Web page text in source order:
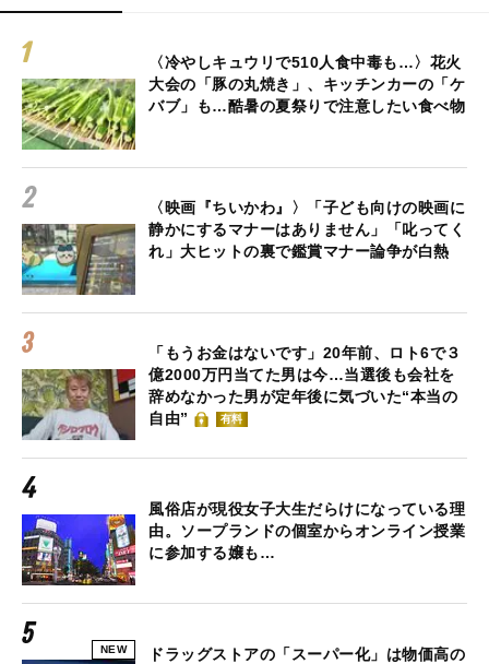
〈冷やしキュウリで510人食中毒も…〉花火
大会の「豚の丸焼き」、キッチンカーの「ケ
バブ」も…酷暑の夏祭りで注意したい食べ物
〈映画『ちいかわ』〉「子ども向けの映画に
静かにするマナーはありません」「叱ってく
れ」大ヒットの裏で鑑賞マナー論争が白熱
「もうお金はないです」20年前、ロト6で３
億2000万円当てた男は今…当選後も会社を
辞めなかった男が定年後に気づいた“本当の
自由”
有料
風俗店が現役女子大生だらけになっている理
由。ソープランドの個室からオンライン授業
に参加する嬢も…
NEW
ドラッグストアの「スーパー化」は物価高の